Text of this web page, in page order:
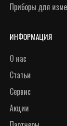
Приборы для
ИНФОРМАЦИЯ
О нас
Статьи
Сервис
Акции